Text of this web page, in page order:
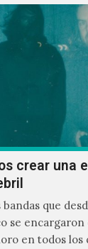
crear una
bandas que
se
en todos los